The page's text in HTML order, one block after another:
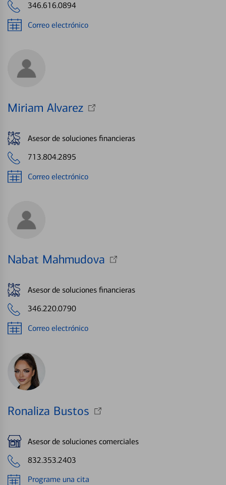
346.616.0894
Correo electrónico
Miriam Alvarez
Asesor de soluciones financieras
713.804.2895
Correo electrónico
Nabat Mahmudova
Asesor de soluciones financieras
346.220.0790
Correo electrónico
Ronaliza Bustos
Asesor de soluciones comerciales
832.353.2403
Programe una cita